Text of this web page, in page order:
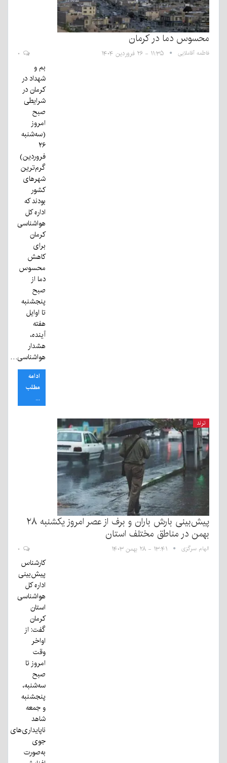
محسوس دما در کرمان
فاطمه آقاملایی ۱۱:۳۵ - ۲۶ فروردین ۱۴۰۴
بم و
شهداد در
کرمان در
شرایطی
صبح
امروز
(سه‌شنبه
۲۶
فروردین)
گرم‌ترین
شهرهای
کشور
بودند که
اداره کل
هواشناسی
کرمان
برای
کاهش
محسوس
دما از
صبح
پنجشنبه
تا اوایل
هفته
آینده،
هشدار
هواشناسی…
ادامه
مطلب
...
ترند
پیش‌بینی بارش باران و برف از عصر امروز یکشنبه ۲۸
بهمن در مناطق مختلف استان
الهام سرگزی ۱۳:۴۱ - ۲۸ بهمن ۱۴۰۳
کارشناس
پیش‌بینی
اداره کل
هواشناسی
استان
کرمان
گفت: از
اواخر
وقت
امروز تا
صبح
سه‌شنبه،
پنجشنبه
و جمعه
شاهد
ناپایداری‌های
جوی
به‌صورت